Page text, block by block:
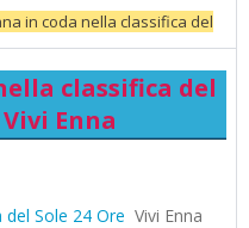
in coda nella classifica del
classifica del
Enna
Sole 24 Ore Vivi Enna